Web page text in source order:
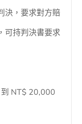
決，要求對方賠
可持判決書要求
NT$ 20,000